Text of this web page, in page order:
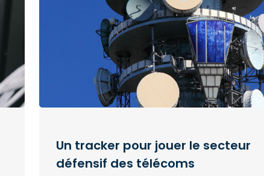
Un tracker pour jouer le secteur
défensif des télécoms